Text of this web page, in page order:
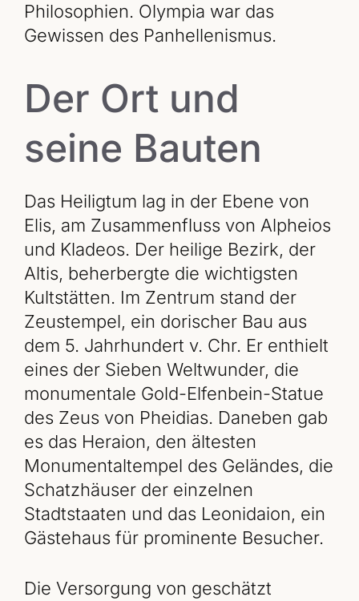
Philosophien. Olympia war das
Gewissen des Panhellenismus.
Der Ort und
seine Bauten
Das Heiligtum lag in der Ebene von
Elis, am Zusammenfluss von Alpheios
und Kladeos. Der heilige Bezirk, der
Altis, beherbergte die wichtigsten
Kultstätten. Im Zentrum stand der
Zeustempel, ein dorischer Bau aus
dem 5. Jahrhundert v. Chr. Er enthielt
eines der Sieben Weltwunder, die
monumentale Gold-Elfenbein-Statue
des Zeus von Pheidias. Daneben gab
es das Heraion, den ältesten
Monumentaltempel des Geländes, die
Schatzhäuser der einzelnen
Stadtstaaten und das Leonidaion, ein
Gästehaus für prominente Besucher.
Die Versorgung von geschätzt